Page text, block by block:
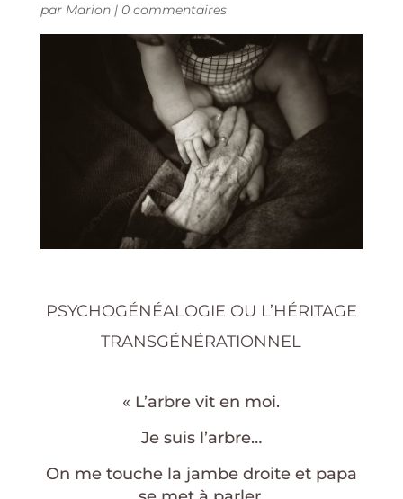
par Marion| 0 commentaires
PSYCHOGÉNÉALOGIE OU L’HÉRITAGE
TRANSGÉNÉRATIONNEL
« L’arbre vit en moi.
Je suis l’arbre…
On me touche la jambe droite et papa